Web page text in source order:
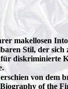
makellosen
Stil, der sich
diskriminierte
von dem
of the